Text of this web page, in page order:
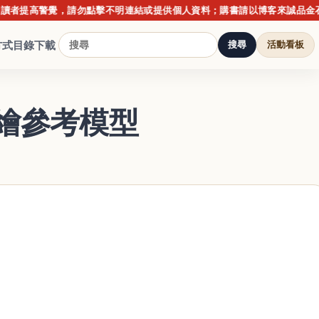
覺，請勿點擊不明連結或提供個人資料；購書請以博客來誠品金石堂正
式目錄下載 搜尋 活動看板
參考模型